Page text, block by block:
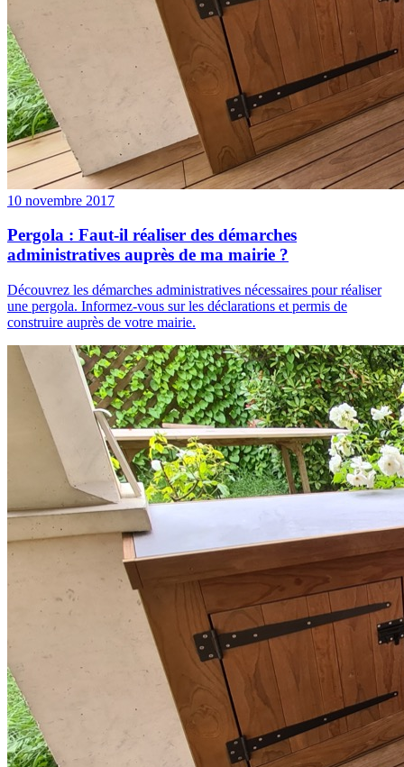
10 novembre 2017
Pergola : Faut-il réaliser des démarches
administratives auprès de ma mairie ?
Découvrez les démarches administratives nécessaires pour réaliser
une pergola. Informez-vous sur les déclarations et permis de
construire auprès de votre mairie.